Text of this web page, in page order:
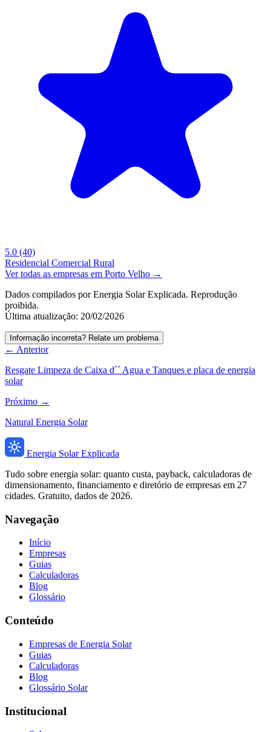
5.0 (40)
Residencial Comercial Rural
Ver todas as empresas em Porto Velho →
Dados compilados por Energia Solar Explicada. Reprodução
proibida.
Última atualização: 20/02/2026
Informação incorreta? Relate um problema
← Anterior
Resgate Limpeza de Caixa d´´ Agua e Tanques e placa de energia
solar
Próximo →
Natural Energia Solar
Energia Solar Explicada
Tudo sobre energia solar: quanto custa, payback, calculadoras de
dimensionamento, financiamento e diretório de empresas em 27
cidades. Gratuito, dados de 2026.
Navegação
Início
Empresas
Guias
Calculadoras
Blog
Glossário
Conteúdo
Empresas de Energia Solar
Guias
Calculadoras
Blog
Glossário Solar
Institucional